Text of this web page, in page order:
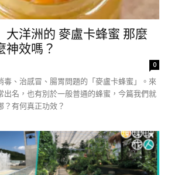
大洋洲的 麥盧卡蜂蜜 那麼
神效嗎？
0
毒、治感冒、腸胃問題的「麥盧卡蜂蜜」。來
出名，也有別於一般普通的蜂蜜，今篇我們就
？有何真正功效？